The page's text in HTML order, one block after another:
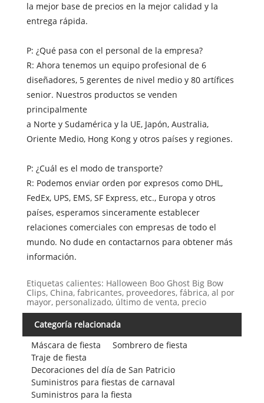
la mejor base de precios en la mejor calidad y la
entrega rápida.
P: ¿Qué pasa con el personal de la empresa?
R: Ahora tenemos un equipo profesional de 6
diseñadores, 5 gerentes de nivel medio y 80 artífices
senior. Nuestros productos se venden
principalmente
a Norte y Sudamérica y la UE, Japón, Australia,
Oriente Medio, Hong Kong y otros países y regiones.
P: ¿Cuál es el modo de transporte?
R: Podemos enviar orden por expresos como DHL,
FedEx, UPS, EMS, SF Express, etc., Europa y otros
países, esperamos sinceramente establecer
relaciones comerciales con empresas de todo el
mundo. No dude en contactarnos para obtener más
información.
Etiquetas calientes: Halloween Boo Ghost Big Bow
Clips, China, fabricantes, proveedores, fábrica, al por
mayor, personalizado, último de venta, precio
Categoría relacionada
Máscara de fiesta
Sombrero de fiesta
Traje de fiesta
Decoraciones del día de San Patricio
Suministros para fiestas de carnaval
Suministros para la fiesta